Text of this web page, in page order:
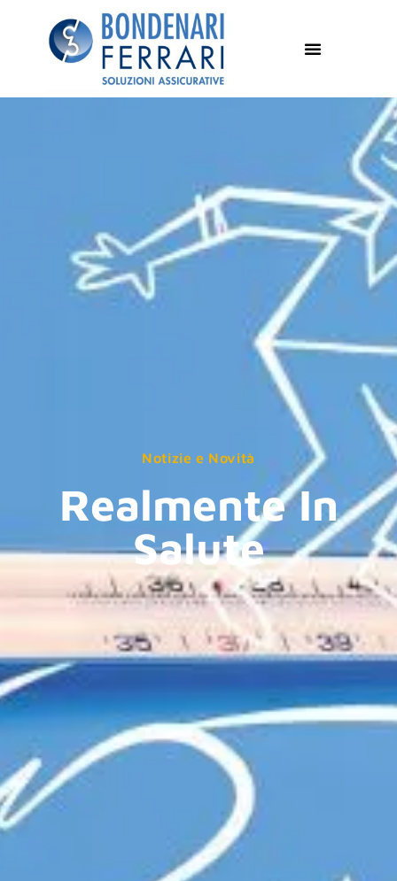
Notizie e Novità
Realmente In
Salute